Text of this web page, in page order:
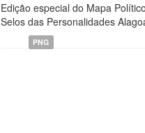
Edição especial do Mapa
Selos das Personalidades
PNG